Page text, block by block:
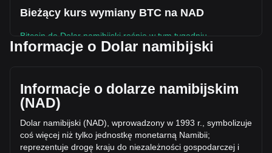
Bieżący kurs wymiany BTC na NAD
Bitcoin do Dolar namibijski rośnie w tym tygodniu.
Obecna cena rynkowa Bitcoin wynosi N$1,055,124.2 na
N$21,173,187,324,006.77 NAD w oparciu o podaż w obiegu
20,067,008 BTC. W ciągu ostatnich 24 godzin wolumen
obrotu Bitcoin zmienił się o +2.77% (N$9,286,340,114.39
NAD). W ostatni dzień handlu, wolumen obrotu BTC wyniósł
N$335,743,884,970.23.
Informacje o Dolar namibijski
Informacje o dolarze namibijskim
(NAD)
Dolar namibijski (NAD), wprowadzony w 1993 r., symbolizuje
coś więcej niż tylko jednostkę monetarną Namibii;
reprezentuje drogę kraju do niezależności gospodarczej i